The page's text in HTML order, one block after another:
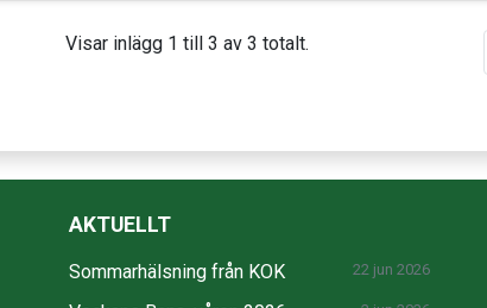
Visar inlägg 1 till 3 av 3 totalt.
AKTUELLT
Sommarhälsning från KOK 22 jun 2026